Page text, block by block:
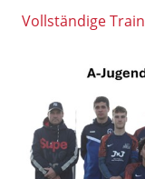
Vollständige